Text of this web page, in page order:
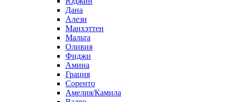
Дана
Алези
Манхэттен
Мальта
Оливия
Фиджи
Амина
Грация
Соренто
Амелия/Камила